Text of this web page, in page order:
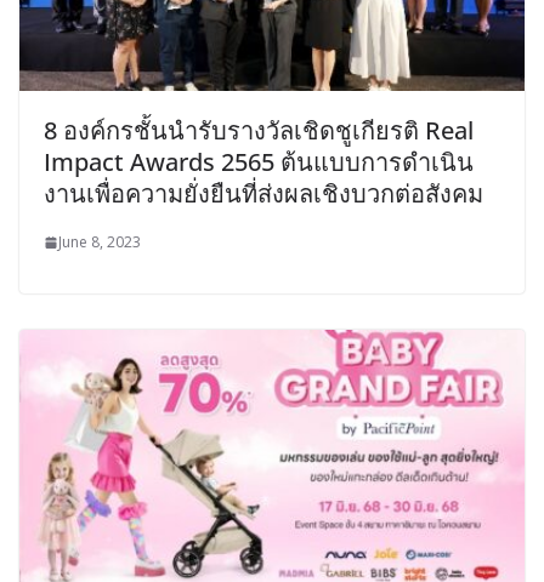
8 องค์กรชั้นนำรับรางวัลเชิดชูเกียรติ Real
Impact Awards 2565 ต้นแบบการดำเนิน
งานเพื่อความยั่งยืนที่ส่งผลเชิงบวกต่อสังคม
June 8, 2023